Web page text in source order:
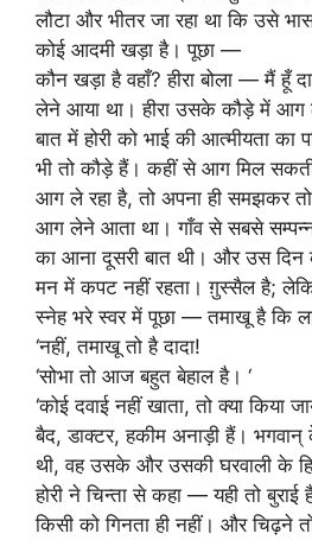
लौटा और भीतर जा रहा था कि उसे
कोई आदमी खड़ा है। पूछा —
कौन खड़ा है वहाँ? हीरा बोला — मैं हूँ
लेने आया था। हीरा उसके कौड़े में आग
बात में होरी को भाई की आत्मीयता का
भी तो कौड़े हैं। कहीं से आग मिल
आग ले रहा है, तो अपना ही समझकर
आग लेने आता था। गाँव से सबसे सम्पन्न
का आना दूसरी बात थी। और उस दिन
मन में कपट नहीं रहता। ग़ुस्सैल है;
स्नेह भरे स्वर में पूछा — तमाखू है कि
‘नहीं, तमाखू तो है दादा!
‘सोभा तो आज बहुत बेहाल है। ‘
‘कोई दवाई नहीं खाता, तो क्या
बैद, डाक्टर, हकीम अनाड़ी हैं।
थी, वह उसके और उसकी घरवाली के
होरी ने चिन्ता से कहा — यही तो
किसी को गिनता ही नहीं। और चिढ़ने